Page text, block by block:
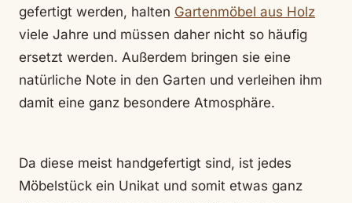
gefertigt werden, halten Gartenmöbel aus Holz
viele Jahre und müssen daher nicht so häufig
ersetzt werden. Außerdem bringen sie eine
natürliche Note in den Garten und verleihen ihm
damit eine ganz besondere Atmosphäre.
Da diese meist handgefertigt sind, ist jedes
Möbelstück ein Unikat und somit etwas ganz